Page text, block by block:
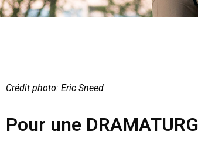
Crédit photo: Eric Sneed
Pour une